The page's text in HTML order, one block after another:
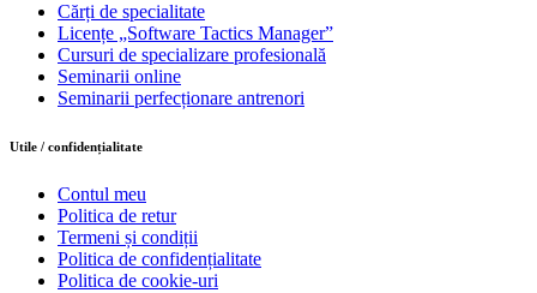
Cărți de specialitate
Licențe „Software Tactics Manager”
Cursuri de specializare profesională
Seminarii online
Seminarii perfecționare antrenori
Utile / confidențialitate
Contul meu
Politica de retur
Termeni și condiții
Politica de confidențialitate
Politica de cookie-uri